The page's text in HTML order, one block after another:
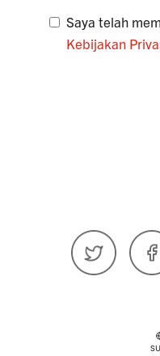
Saya telah
Kebijakan